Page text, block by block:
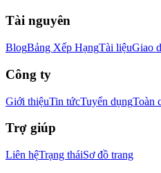
Tài nguyên
BlogBảng Xếp HạngTài liệuGiao
Công ty
Giới thiệuTin tứcTuyển dụngToàn
Trợ giúp
Liên hệTrạng tháiSơ đồ trang